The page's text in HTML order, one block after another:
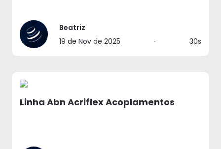
Beatriz
19 de Nov de 2025
∙ 30s
Linha Abn Acriflex Acoplamentos